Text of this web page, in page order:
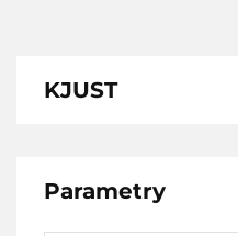
KJUST
Parametry